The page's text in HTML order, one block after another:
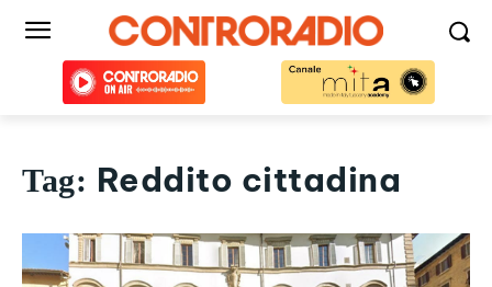
Tag: Reddito cittadina